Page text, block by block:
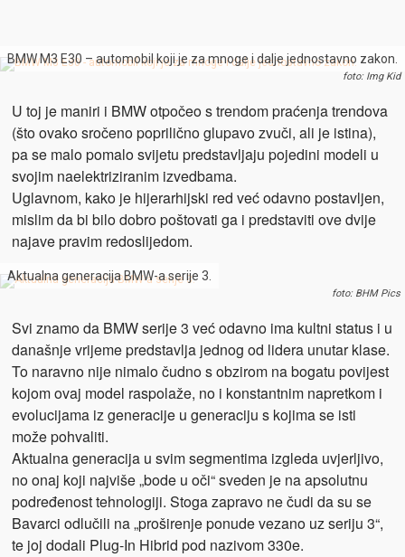
BMW M3 E30 – automobil koji je za mnoge i dalje jednostavno zakon.
foto: Img Kid
U toj je maniri i BMW otpočeo s trendom praćenja trendova
(što ovako sročeno poprilično glupavo zvuči, ali je istina),
pa se malo pomalo svijetu predstavljaju pojedini modeli u
svojim naelektriziranim izvedbama.
Uglavnom, kako je hijerarhijski red već odavno postavljen,
mislim da bi bilo dobro poštovati ga i predstaviti ove dvije
najave pravim redoslijedom.
Aktualna generacija BMW-a serije 3.
foto: BHM Pics
Svi znamo da BMW serije 3 već odavno ima kultni status i u
današnje vrijeme predstavlja jednog od lidera unutar klase.
To naravno nije nimalo čudno s obzirom na bogatu povijest
kojom ovaj model raspolaže, no i konstantnim napretkom i
evolucijama iz generacije u generaciju s kojima se isti
može pohvaliti.
Aktualna generacija u svim segmentima izgleda uvjerljivo,
no onaj koji najviše „bode u oči“ sveden je na apsolutnu
podređenost tehnologiji. Stoga zapravo ne čudi da su se
Bavarci odlučili na „proširenje ponude vezano uz seriju 3“,
te joj dodali Plug-In Hibrid pod nazivom 330e.